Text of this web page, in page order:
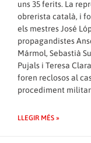
uns 35 ferits. La
obrerista català, i
els mestres José
propagandistes
Mármol, Sebastià
Pujals i Teresa
foren reclosos al
procediment militar
LLEGIR MÉS »